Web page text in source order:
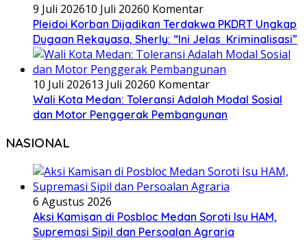
9 Juli 202610 Juli 20260 Komentar
Pleidoi Korban Dijadikan Terdakwa PKDRT Ungkap
Dugaan Rekayasa, Sherly: “Ini Jelas Kriminalisasi”
10 Juli 202613 Juli 20260 Komentar
Wali Kota Medan: Toleransi Adalah Modal Sosial
dan Motor Penggerak Pembangunan
NASIONAL
6 Agustus 2026
Aksi Kamisan di Posbloc Medan Soroti Isu HAM,
Supremasi Sipil dan Persoalan Agraria